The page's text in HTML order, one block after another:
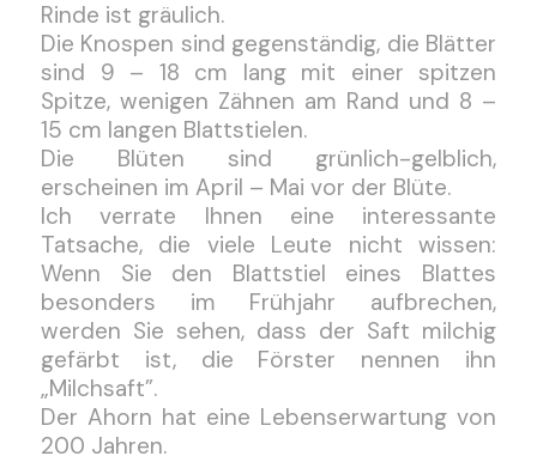
Rinde ist gräulich.
Die Knospen sind gegenständig, die Blätter
sind 9 – 18 cm lang mit einer spitzen
Spitze, wenigen Zähnen am Rand und 8 –
15 cm langen Blattstielen.
Die Blüten sind grünlich-gelblich,
erscheinen im April – Mai vor der Blüte.
Ich verrate Ihnen eine interessante
Tatsache, die viele Leute nicht wissen:
Wenn Sie den Blattstiel eines Blattes
besonders im Frühjahr aufbrechen,
werden Sie sehen, dass der Saft milchig
gefärbt ist, die Förster nennen ihn
„Milchsaft”.
Der Ahorn hat eine Lebenserwartung von
200 Jahren.